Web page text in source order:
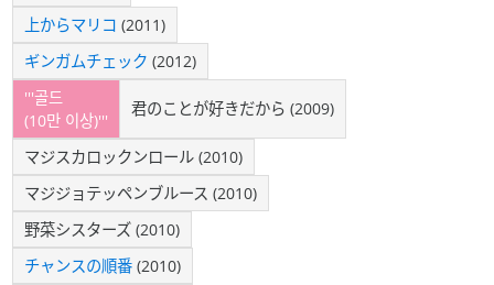
上からマリコ (2011)
ギンガムチェック (2012)
'''골드
(10만 이상)'''
君のことが好きだから (2009)
マジスカロックンロール (2010)
マジジョテッペンブルース (2010)
野菜シスターズ (2010)
チャンスの順番 (2010)